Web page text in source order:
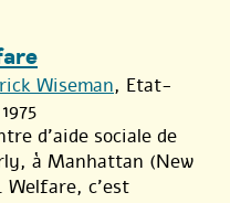
Wiseman, Etat-
d’aide sociale de
à Manhattan (New
Welfare, c’est